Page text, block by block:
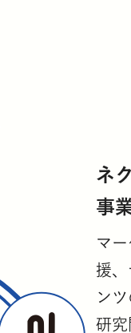
ネ
事
マ
援
ン
研究